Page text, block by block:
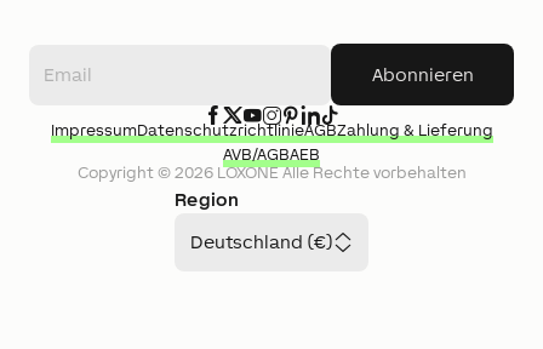
Abonnieren
Region
Deutschland (€)
Copyright © 2026LOXONEAlle Rechte vorbehalten
ImpressumDatenschutzrichtlinieAGBZahlung & Lieferung
AVB/AGBAEB